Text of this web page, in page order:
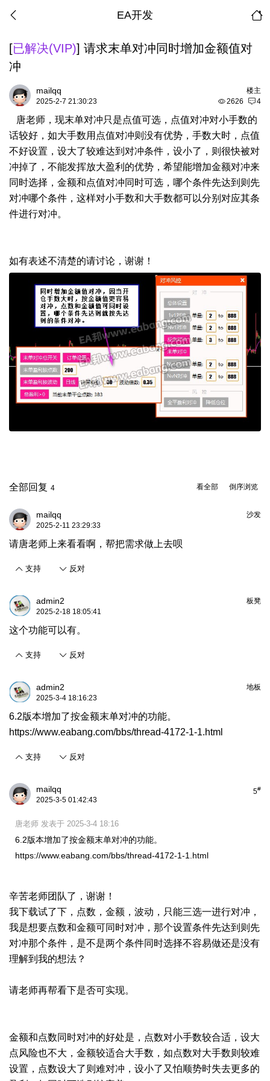
EA开发
[已解决(VIP)] 请求末单对冲同时增加金额值对
冲
楼主
mailqq
2626 4
2025-2-7 21:30:23
唐老师，现末单对冲只是点值可选，点值对冲对小手数的
话较好，如大手数用点值对冲则没有优势，手数大时，点值
不好设置，设大了较难达到对冲条件，设小了，则很快被对
冲掉了，不能发挥放大盈利的优势，希望能增加金额对冲来
同时选择，金额和点值对冲同时可选，哪个条件先达到则先
对冲哪个条件，这样对小手数和大手数都可以分别对应其条
件进行对冲。
如有表述不清楚的请讨论，谢谢！
倒序浏览
看全部
全部回复 4
沙发
mailqq
2025-2-11 23:29:33
请唐老师上来看看啊，帮把需求做上去呗
支持 反对
板凳
admin2
2025-2-18 18:05:41
这个功能可以有。
支持 反对
地板
admin2
2025-3-4 18:16:23
6.2版本增加了按金额末单对冲的功能。
https://www.eabang.com/bbs/thread-4172-1-1.html
支持 反对
5#
mailqq
2025-3-5 01:42:43
唐老师 发表于 2025-3-4 18:16
6.2版本增加了按金额末单对冲的功能。
https://www.eabang.com/bbs/thread-4172-1-1.html
辛苦老师团队了，谢谢！
我下载试了下， 点数，金额，波动，只能三选一进行对冲，
我是想要点数和金额可同时对冲，那个设置条件先达到则先
对冲那个条件，是不是两个条件同时选择不容易做还是没有
理解到我的想法？
请老师再帮看下是否可实现。
金额和点数同时对冲的好处是，点数对小手数较合适，设大
点风险也不大，金额较适合大手数，如点数对大手数则较难
设置，点数设大了则难对冲，设小了又怕顺势时失去更多的